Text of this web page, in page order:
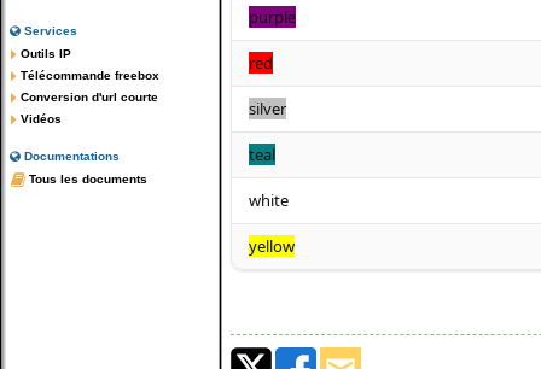
Services
Outils IP
Télécommande freebox
Conversion d'url courte
Vidéos
Documentations
Tous les documents
purple
red
silver
teal
white
yellow